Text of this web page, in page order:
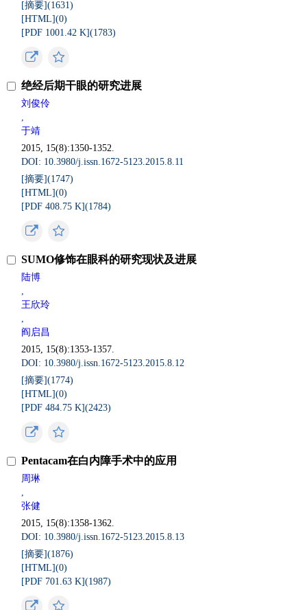
[摘要](1631)
[HTML](0)
[PDF 1001.42 K](1783)
绝经后期干眼的研究进展
刘俊伶
,
于靖
2015, 15(8):1350-1352.
DOI: 10.3980/j.issn.1672-5123.2015.8.11
[摘要](1747)
[HTML](0)
[PDF 408.75 K](1784)
SUMO修饰在眼科的研究现状及进展
陆博
,
王欣玲
,
阎启昌
2015, 15(8):1353-1357.
DOI: 10.3980/j.issn.1672-5123.2015.8.12
[摘要](1774)
[HTML](0)
[PDF 484.75 K](2423)
Pentacam在白内障手术中的应用
周琳
,
张健
2015, 15(8):1358-1362.
DOI: 10.3980/j.issn.1672-5123.2015.8.13
[摘要](1876)
[HTML](0)
[PDF 701.63 K](1987)